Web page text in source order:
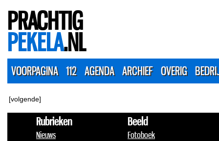
PRACHTIG
PEKELA.NL
VOORPAGINA 112 AGENDA ARCHIEF OVERIG
[volgende]
Rubrieken
Nieuws
Beeld
Fotoboek